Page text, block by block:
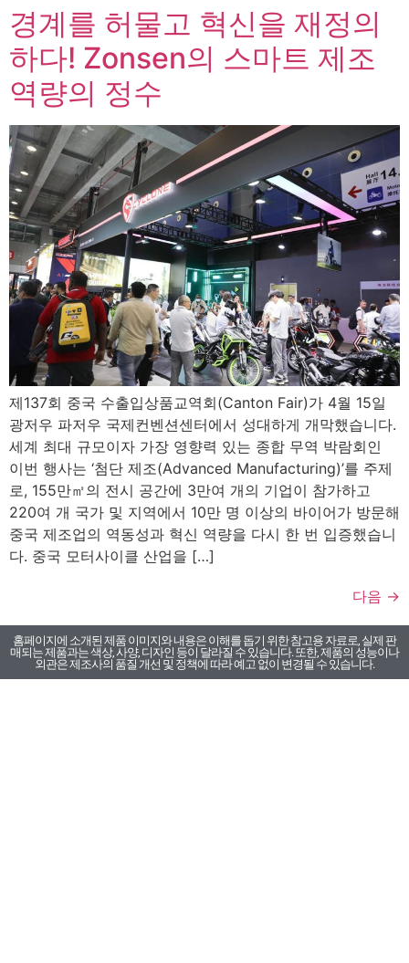
경계를 허물고 혁신을 재정의
하다! Zonsen의 스마트 제조
역량의 정수
제137회 중국 수출입상품교역회(Canton Fair)가 4월 15일
광저우 파저우 국제컨벤션센터에서 성대하게 개막했습니다.
세계 최대 규모이자 가장 영향력 있는 종합 무역 박람회인
이번 행사는 ‘첨단 제조(Advanced Manufacturing)’를 주제
로, 155만㎡의 전시 공간에 3만여 개의 기업이 참가하고
220여 개 국가 및 지역에서 10만 명 이상의 바이어가 방문해
중국 제조업의 역동성과 혁신 역량을 다시 한 번 입증했습니
다. 중국 모터사이클 산업을 […]
다음 →
홈페이지에 소개된 제품 이미지와 내용은 이해를 돕기 위한 참고용 자료로, 실제 판
매되는 제품과는 색상, 사양, 디자인 등이 달라질 수 있습니다. 또한, 제품의 성능이나
외관은 제조사의 품질 개선 및 정책에 따라 예고 없이 변경될 수 있습니다.